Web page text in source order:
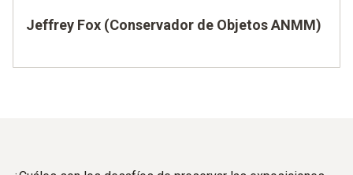
Jeffrey Fox (Conservador de Objetos ANMM)